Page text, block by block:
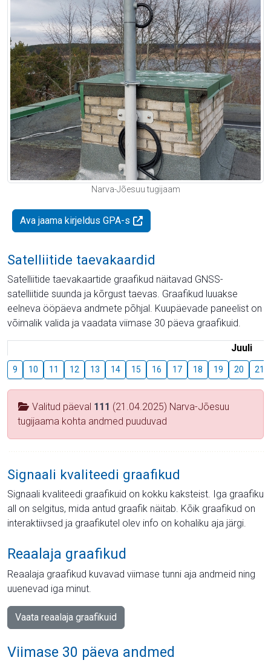
Narva-Jõesuu tugijaam
Ava jaama kirjeldus GPA-s
Satelliitide taevakaardid
Satelliitide taevakaartide graafikud näitavad GNSS-
satelliitide suunda ja kõrgust taevas. Graafikud luuakse
eelneva ööpäeva andmete põhjal. Kuupäevade paneelist on
võimalik valida ja vaadata viimase 30 päeva graafikuid.
Juuli
9 10 11 12 13 14 15 16 17 18 19 20 21
Valitud päeval 111 (21.04.2025) Narva-Jõesuu
tugijaama kohta andmed puuduvad
Signaali kvaliteedi graafikud
Signaali kvaliteedi graafikuid on kokku kaksteist. Iga graafiku
all on selgitus, mida antud graafik näitab. Kõik graafikud on
interaktiivsed ja graafikutel olev info on kohaliku aja järgi.
Reaalaja graafikud
Reaalaja graafikud kuvavad viimase tunni aja andmeid ning
uuenevad iga minut.
Vaata reaalaja graafikuid
Viimase 30 päeva andmed